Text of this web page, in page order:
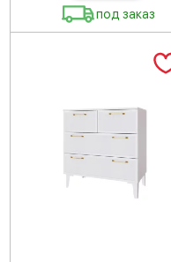
под заказ